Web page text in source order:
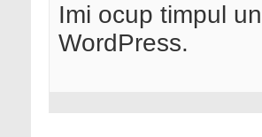
Imi ocup timpul
WordPress.